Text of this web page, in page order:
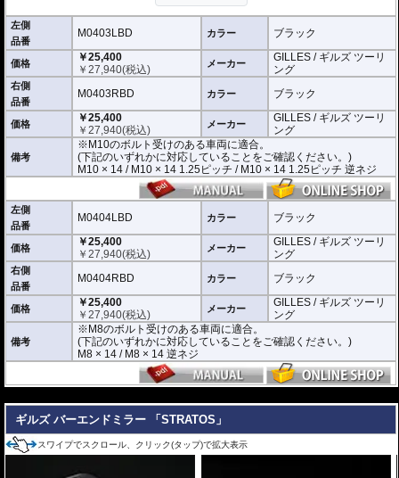
※車検対応
※左右別売
※商品は汎用品です。
(取付確認がされているものは下記の適合検索で適合品番をご確認いただけま
す。)
M0403LBD / M0403RBD : M10のボルト受けのある車両に適合
※車体側のミラーの取り付け部分が下記のいずれかのネジに対応していること
をご確認ください。
M10 × 14 / M10 × 14 1.25ピッチ / M10 × 14 1.25ピッチ 逆ネジ
M0404LBD / M0404RBD : M8のボルト受けのある車両に適合
※車体側のミラーの取り付け部分が下記のいずれかのネジに対応していること
M8 × 14 / M8 × 14 逆ネジ
※取付箇所の状況や干渉するものがないかなど、あらかじめ寸法図を参考に実
車にて事前にご確認願います。
左側
品番
M0403LBD カラー ブラック
価格
￥25,400
￥27,940(税込) メーカー
GILLES / ギルズ ツーリ
ング
右側
品番
M0403RBD カラー ブラック
価格
￥25,400
￥27,940(税込) メーカー
GILLES / ギルズ ツーリ
ング
備考
※M10のボルト受けのある車両に適合。
(下記のいずれかに対応していることをご確認ください。)
M10 × 14 / M10 × 14 1.25ピッチ / M10 × 14 1.25ピッチ 逆ネジ
左側
品番
M0404LBD カラー ブラック
価格
￥25,400
￥27,940(税込) メーカー
GILLES / ギルズ ツーリ
ング
右側
品番
M0404RBD カラー ブラック
価格
￥25,400
￥27,940(税込) メーカー
GILLES / ギルズ ツーリ
ング
備考
※M8のボルト受けのある車両に適合。
(下記のいずれかに対応していることをご確認ください。)
M8 × 14 / M8 × 14 逆ネジ
ギルズ バーエンドミラー 「STRATOS」
スワイプでスクロール、クリック(タップ)で拡大表示